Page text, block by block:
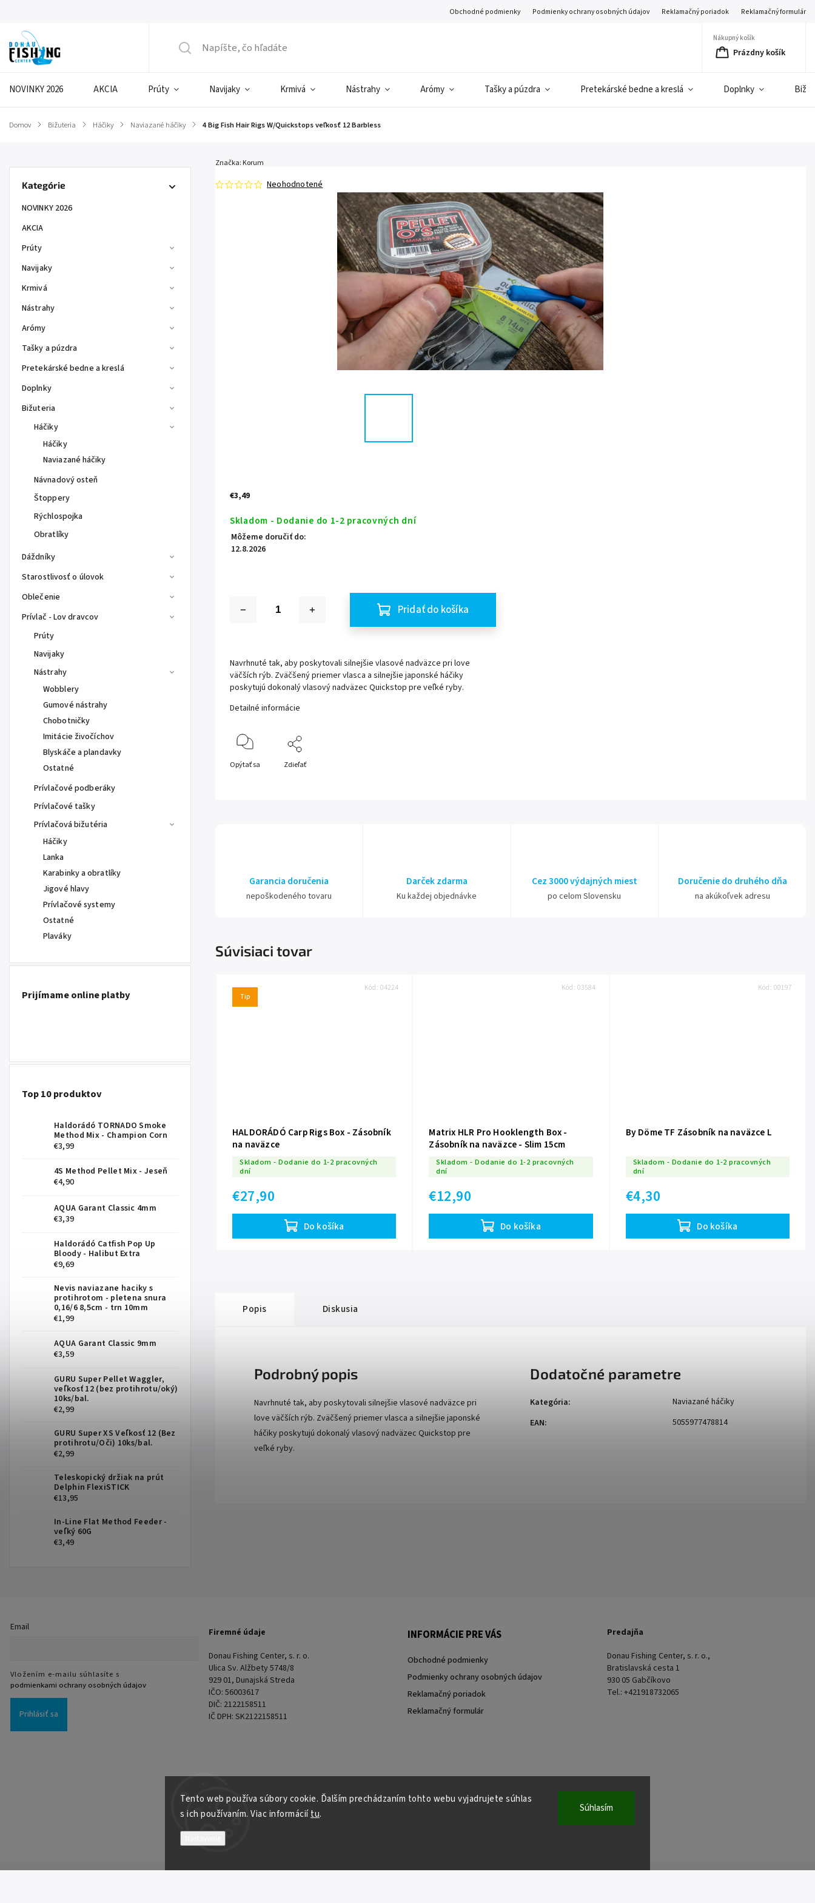
Tento web používa súbory cookie. Ďalším prechádzaním tohto webu vyjadrujete súhlas
s ich používaním. Viac informáciítu. Súhlasím
Obchodné podmienky Podmienky ochrany osobných údajov Reklamačný poriadok Reklamačný formulár
Nákupný košík
Prázdny košík
NOVINKY 2026 AKCIA Prúty Navijaky Krmivá Nástrahy Arómy Tašky a púzdra Pretekárské bedne a kreslá Doplnky
Domov / Bižuteria / Háčiky / Naviazané háčiky / 4 Big Fish Hair Rigs W/Quickstops veľkosť 12 Barbless
Kategórie
NOVINKY 2026
AKCIA
Prúty
Navijaky
Krmivá
Nástrahy
Arómy
Tašky a púzdra
Pretekárské bedne a kreslá
Doplnky
Bižuteria
Háčiky
Háčiky
Naviazané háčiky
Návnadový osteň
Štoppery
Rýchlospojka
Obratlíky
Dáždníky
Starostlivosť o úlovok
Oblečenie
Prívlač - Lov dravcov
Prúty
Navijaky
Nástrahy
Wobblery
Gumové nástrahy
Chobotničky
Imitácie živočíchov
Blyskáče a plandavky
Ostatné
Prívlačové podberáky
Prívlačové tašky
Prívlačová bižutéria
Háčiky
Lanka
Karabinky a obratlíky
Jigové hlavy
Prívlačové systemy
Ostatné
Plaváky
Prijímame online platby
Top 10 produktov
Haldorádó TORNADO Smoke
Method Mix - Champion Corn
€3,99
4S Method Pellet Mix - Jeseň
€4,90
AQUA Garant Classic 4mm
€3,39
Haldorádó Catfish Pop Up
Bloody - Halibut Extra
€9,69
Nevis naviazane haciky s
protihrotom - pletena snura
0,16/6 8,5cm - trn 10mm
€1,99
AQUA Garant Classic 9mm
€3,59
GURU Super Pellet Waggler,
veľkosť 12 (bez protihrotu/oký)
10ks/bal.
€2,99
GURU Super XS Veľkosť 12 (Bez
protihrotu/Oči) 10ks/bal.
€2,99
Teleskopický držiak na prút
Delphin FlexiSTICK
€13,95
In-Line Flat Method Feeder -
veľký 60G
€3,49
Neohodnotené
Značka: Korum
€3,49
Skladom - Dodanie do 1-2 pracovných dní
Môžeme doručiť do:
12.8.2026
Pridať do košíka
Navrhnuté tak, aby poskytovali silnejšie vlasové nadväzce pri love
väčších rýb. Zväčšený priemer vlasca a silnejšie japonské háčiky
poskytujú dokonalý vlasový nadväzec Quickstop pre veľké ryby.
Detailné informácie
Opýtať sa Zdieľať
Garancia doručenia
nepoškodeného tovaru
Darček zdarma
Ku každej objednávke
Cez 3000 výdajných miest
po celom Slovensku
Doručenie do druhého dňa
na akúkoľvek adresu
Súvisiaci tovar
Tip
HALDORÁDÓ Carp Rigs Box - Zásobník
na naväzce
Skladom - Dodanie do 1-2 pracovných
dní
€27,90
Do košíka
Kód:04224
Matrix HLR Pro Hooklength Box -
Zásobník na naväzce - Slim 15cm
Skladom - Dodanie do 1-2 pracovných
dní
€12,90
Do košíka
Kód: 03584
By Döme TF Zásobník na naväzce L
Skladom - Dodanie do 1-2 pracovných
dní
€4,30
Do košíka
Kód: 00197
Popis Diskusia
Podrobný popis
Navrhnuté tak, aby poskytovali silnejšie vlasové nadväzce pri
love väčších rýb. Zväčšený priemer vlasca a silnejšie japonské
háčiky poskytujú dokonalý vlasový nadväzec Quickstop pre
veľké ryby.
Dodatočné parametre
Kategória:
Naviazané háčiky
EAN: 5055977478814
Email
Vložením e-mailu súhlasíte s
podmienkami ochrany osobných údajov
Prihlásiť sa
Firemné údaje
Donau Fishing Center, s. r. o.
Ulica Sv. Alžbety 5748/8
929 01, Dunajská Streda
IČO: 56003617
DIČ: 2122158511
IČ DPH: SK2122158511
INFORMÁCIE PRE VÁS
Obchodné podmienky
Podmienky ochrany osobných údajov
Reklamačný poriadok
Reklamačný formulár
Predajňa
Donau Fishing Center, s. r. o.,
Bratislavská cesta 1
930 05 Gabčíkovo
Tel.: +421918732065